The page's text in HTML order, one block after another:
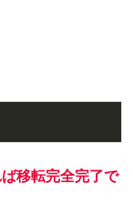
移転完全完了で